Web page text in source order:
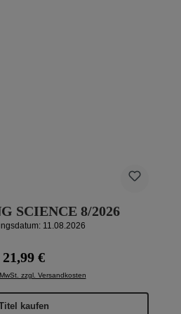
SCIENCE 8/2026
11.08.2026
Regulärer Preis:
21,99 €
zzgl. Versandkosten
kaufen